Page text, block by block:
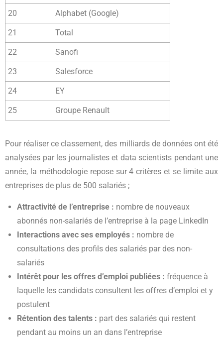
20 Alphabet (Google)
21 Total
22 Sanofi
23 Salesforce
24 EY
25 Groupe Renault
Pour réaliser ce classement, des milliards de données ont été
analysées par les journalistes et data scientists pendant une
année, la méthodologie repose sur 4 critères et se limite aux
entreprises de plus de 500 salariés ;
Attractivité de l’entreprise : nombre de nouveaux
abonnés non-salariés de l’entreprise à la page LinkedIn
Interactions avec ses employés : nombre de
consultations des profils des salariés par des non-
salariés
Intérêt pour les offres d’emploi publiées : fréquence à
laquelle les candidats consultent les offres d’emploi et y
postulent
Rétention des talents : part des salariés qui restent
pendant au moins un an dans l’entreprise